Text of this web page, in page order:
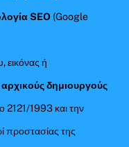
SEO (Google
εικόνας ή
δημιουργούς
2121/1993 και την
προστασίας της